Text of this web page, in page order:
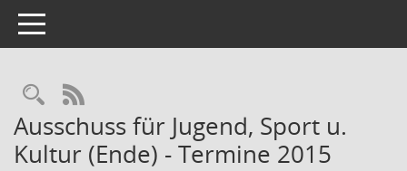
Toggle navigation
Rechercheauswahl
RSS-Feed
Ausschuss für Jugend, Sport u.
Kultur (Ende) - Termine 2015